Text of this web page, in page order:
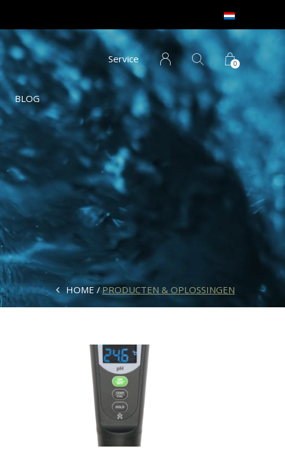
BLOG
Service 0
HOME PRODUCTEN & OPLOSSINGEN